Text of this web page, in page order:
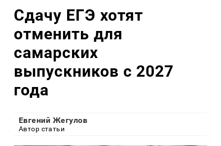
Сдачу ЕГЭ хотят
отменить для
самарских
выпускников с 2027
года
Евгений Жегулов
Автор статьи